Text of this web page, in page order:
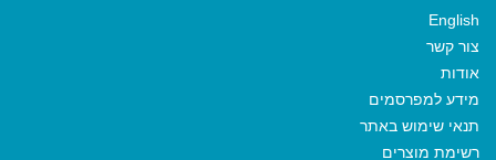
English
צור קשר
אודות
מידע למפרסמים
תנאי שימוש באתר
רשימת מוצרים